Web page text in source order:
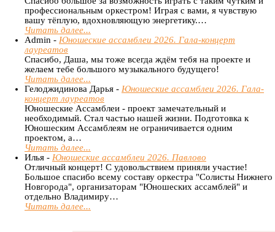
профессиональным оркестром! Играя с вами, я чувствую
вашу тёплую, вдохновляющую энергетику.…
Читать далее...
Admin - Юношеские ассамблеи 2026. Гала-концерт
лауреатов
Спасибо, Даша, мы тоже всегда ждём тебя на проекте и
желаем тебе большого музыкального будущего!
Читать далее...
Гелоджидинова Дарья - Юношеские ассамблеи 2026. Гала-
концерт лауреатов
Юношеские Ассамблеи - проект замечательный и
необходимый. Стал частью нашей жизни. Подготовка к
Юношеским Ассамблеям не ограничивается одним
проектом, а…
Читать далее...
Илья - Юношеские ассамблеи 2026. Павлово
Отличный концерт! С удовольствием приняли участие!
Большое спасибо всему составу оркестра "Солисты Нижнего
Новгорода", организаторам "Юношеских ассамблей" и
отдельно Владимиру…
Читать далее...